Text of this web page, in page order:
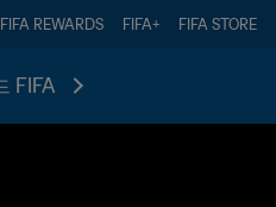
FIFA REWARDS FIFA+ FIFA STORE
FIFA